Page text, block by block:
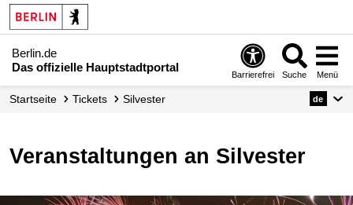
Berlin.de
Das offizielle Hauptstadtportal
Barrierefrei Suche Menü
Startseite Tickets Silvester de
Veranstaltungen an Silvester